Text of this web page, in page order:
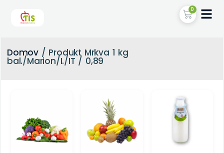
0
Domov / Produkt Mrkva 1 kg
bal./Marion/I./IT / 0,89